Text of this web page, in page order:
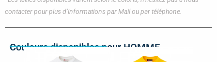
contacter pour plus d’informations par Mail ou par téléphone.
Couleurs disponibles pour HOMME